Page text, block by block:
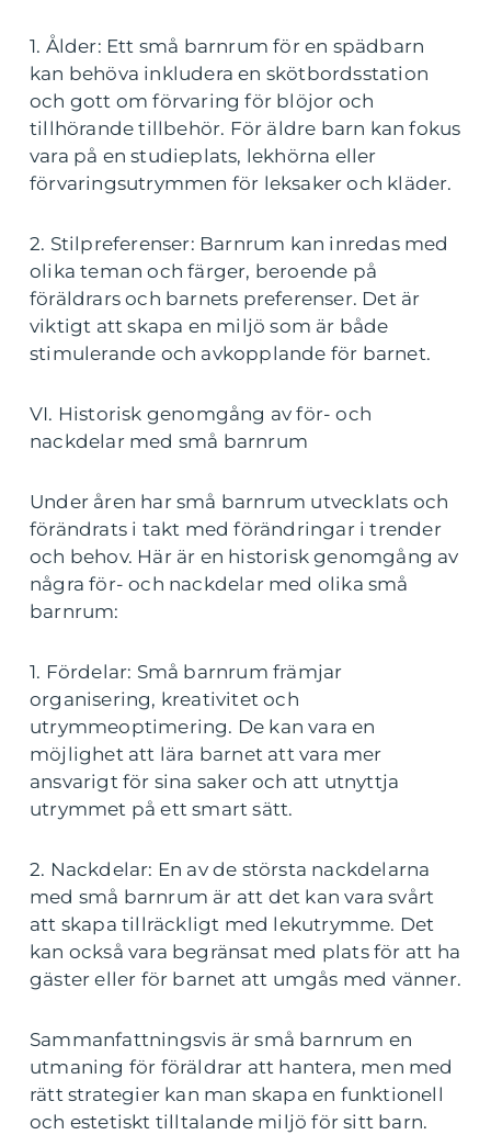
1. Ålder: Ett små barnrum för en spädbarn
kan behöva inkludera en skötbordsstation
och gott om förvaring för blöjor och
tillhörande tillbehör. För äldre barn kan fokus
vara på en studieplats, lekhörna eller
förvaringsutrymmen för leksaker och kläder.
2. Stilpreferenser: Barnrum kan inredas med
olika teman och färger, beroende på
föräldrars och barnets preferenser. Det är
viktigt att skapa en miljö som är både
stimulerande och avkopplande för barnet.
VI. Historisk genomgång av för- och
nackdelar med små barnrum
Under åren har små barnrum utvecklats och
förändrats i takt med förändringar i trender
och behov. Här är en historisk genomgång av
några för- och nackdelar med olika små
barnrum:
1. Fördelar: Små barnrum främjar
organisering, kreativitet och
utrymmeoptimering. De kan vara en
möjlighet att lära barnet att vara mer
ansvarigt för sina saker och att utnyttja
utrymmet på ett smart sätt.
2. Nackdelar: En av de största nackdelarna
med små barnrum är att det kan vara svårt
att skapa tillräckligt med lekutrymme. Det
kan också vara begränsat med plats för att ha
gäster eller för barnet att umgås med vänner.
Sammanfattningsvis är små barnrum en
utmaning för föräldrar att hantera, men med
rätt strategier kan man skapa en funktionell
och estetiskt tilltalande miljö för sitt barn.